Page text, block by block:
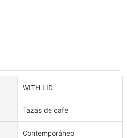
WITH LID
Tazas de cafe
Contemporáneo